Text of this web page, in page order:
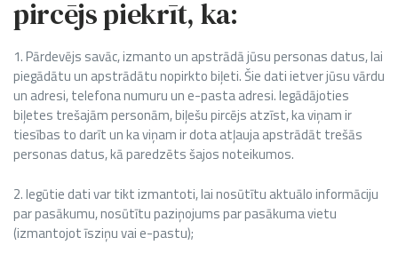
pircējs piekrīt, ka:
1. Pārdevējs savāc, izmanto un apstrādā jūsu personas datus, lai
piegādātu un apstrādātu nopirkto biļeti. Šie dati ietver jūsu vārdu
un adresi, telefona numuru un e-pasta adresi. Iegādājoties
biļetes trešajām personām, biļešu pircējs atzīst, ka viņam ir
tiesības to darīt un ka viņam ir dota atļauja apstrādāt trešās
personas datus, kā paredzēts šajos noteikumos.
2. Iegūtie dati var tikt izmantoti, lai nosūtītu aktuālo informāciju
par pasākumu, nosūtītu paziņojums par pasākuma vietu
(izmantojot īsziņu vai e-pastu);